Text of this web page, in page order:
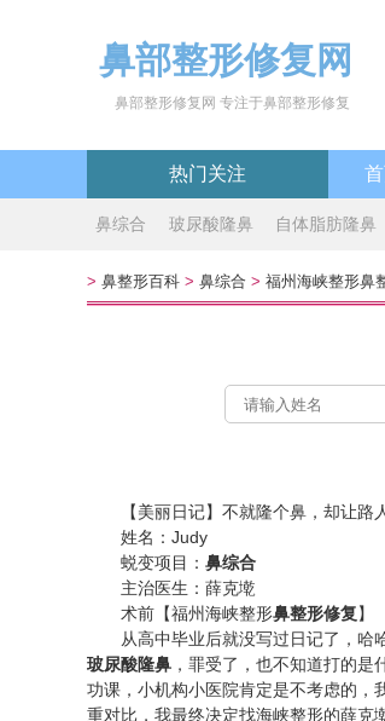
鼻部整形修复网
鼻部整形修复网 专注于鼻部整形修复
热门关注
鼻综合 玻尿酸隆鼻 自体脂肪隆鼻
> 鼻整形百科 > 鼻综合 > 福州海峡整形鼻
【美丽日记】不就隆个鼻，却让路
姓名：Judy
蜕变项目： 鼻综合
主治医生：薛克墘
术前【福州海峡整形鼻整形修复】
从高中毕业后就没写过日记了，哈哈
玻尿酸隆鼻 ，罪受了，也不知道打的
功课，小机构小医院肯定是不考虑的，
重对比，我最终决定找海峡整形的薛克